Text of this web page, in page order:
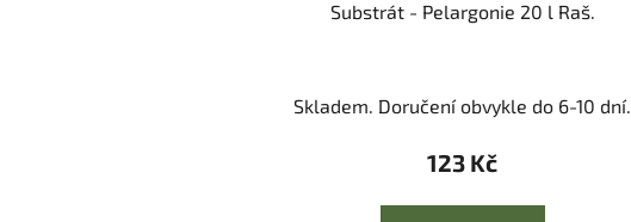
Substrát - Pelargonie 20 l Raš.
Skladem. Doručení obvykle do 6-10 dní.
123 Kč